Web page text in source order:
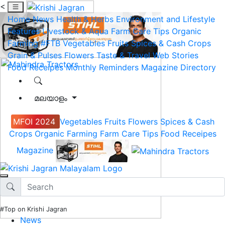
<
Home News Health & Herbs Environment and Lifestyle
Features Livestock & Aqua Farm Care Tips Organic
Farming #FTB Vegetables Fruits Spices & Cash Crops
Grain & Pulses Flowers Taste & Travel Web Stories
Food Receipes Monthly Reminders Magazine Directory
മലയാളം
MFOI 2024 Vegetables Fruits Flowers Spices & Cash
Crops Organic Farming Farm Care Tips Food Receipes
Magazine
#Top on Krishi Jagran
News